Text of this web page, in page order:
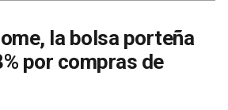
la bolsa porteña
por compras de